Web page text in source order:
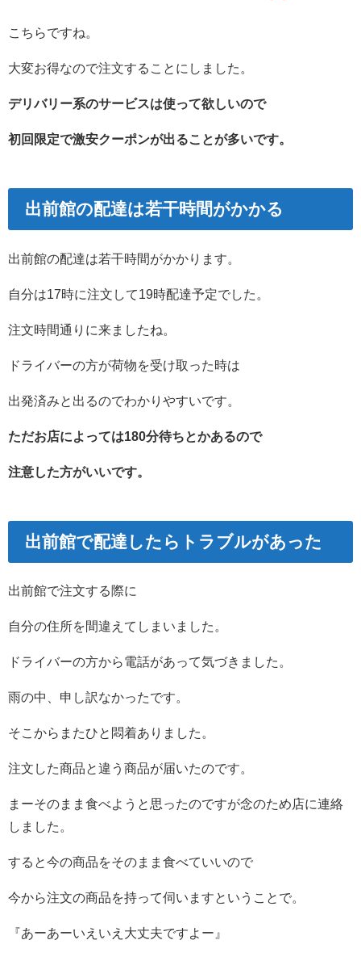
こちらですね。
大変お得なので注文することにしました。
デリバリー系のサービスは使って欲しいので
初回限定で激安クーポンが出ることが多いです。
出前館の配達は若干時間がかかる
出前館の配達は若干時間がかかります。
自分は17時に注文して19時配達予定でした。
注文時間通りに来ましたね。
ドライバーの方が荷物を受け取った時は
出発済みと出るのでわかりやすいです。
ただお店によっては180分待ちとかあるので
注意した方がいいです。
出前館で配達したらトラブルがあった
出前館で注文する際に
自分の住所を間違えてしまいました。
ドライバーの方から電話があって気づきました。
雨の中、申し訳なかったです。
そこからまたひと悶着ありました。
注文した商品と違う商品が届いたのです。
まーそのまま食べようと思ったのですが念のため店に連絡
しました。
すると今の商品をそのまま食べていいので
今から注文の商品を持って伺いますということで。
『あーあーいえいえ大丈夫ですよー』